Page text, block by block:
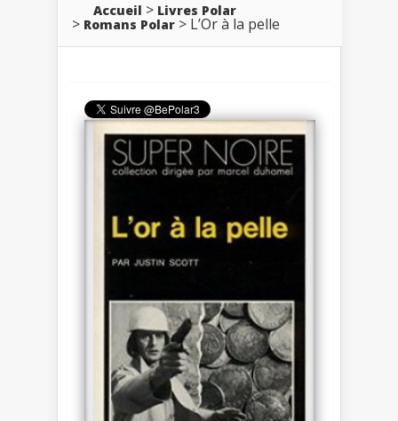
Accueil
Livres Polar
Romans Polar
L’Or à la pelle